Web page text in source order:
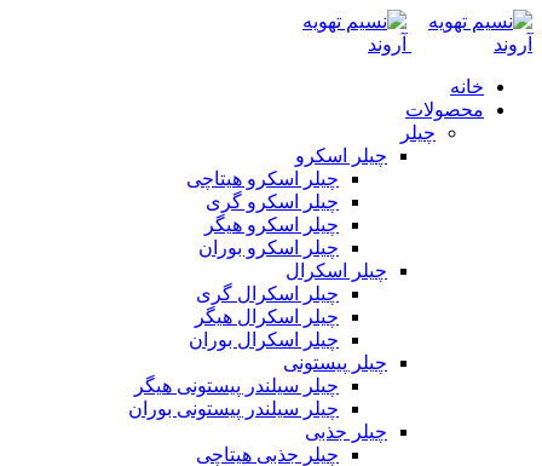
خانه
محصولات
چیلر
چیلر اسکرو
چیلر اسکرو هیتاچی
چیلر اسکرو گری
چیلر اسکرو هیگر
چیلر اسکرو بوران
چیلر اسکرال
چیلر اسکرال گری
چیلر اسکرال هیگر
چیلر اسکرال بوران
چیلر پیستونی
چیلر سیلندر پیستونی هیگر
چیلر سیلندر پیستونی بوران
چیلر جذبی
چیلر جذبی هیتاچی